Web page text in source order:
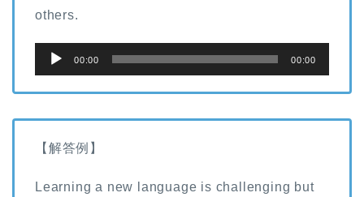
others.
声
プ
レ
ー
ー
00:00 00:00
【解答例】
Learning a new language is challenging but